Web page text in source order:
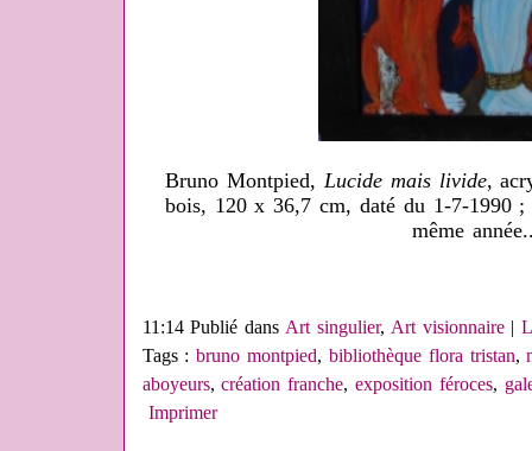
Bruno Montpied, Lucide mais livide,
bois, 120 x 36,7 cm, daté du 1-7-1990
même
11:14 Publié dansArt singulier, Art visionnaire|
Tags :bruno montpied, bibliothèque flora tristan,
aboyeurs,création franche,exposition féroces,
Imprimer